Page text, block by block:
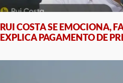
RUI COSTA SE EMOCIONA,
EXPLICA PAGAMENTO DE